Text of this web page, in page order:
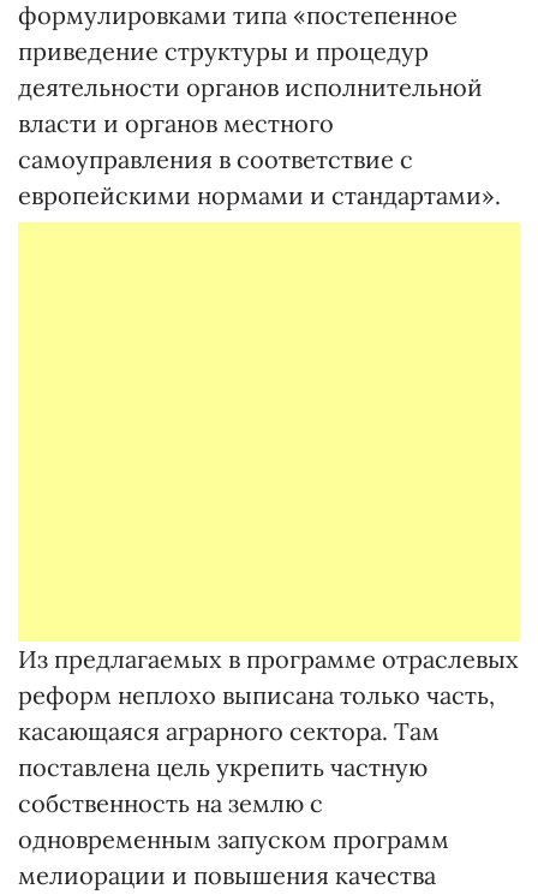
формулировками типа «постепенное
приведение структуры и процедур
деятельности органов исполнительной
власти и органов местного
самоуправления в соответствие с
европейскими нормами и стандартами».
Из предлагаемых в программе отраслевых
реформ неплохо выписана только часть,
касающаяся аграрного сектора. Там
поставлена цель укрепить частную
собственность на землю с
одновременным запуском программ
мелиорации и повышения качества